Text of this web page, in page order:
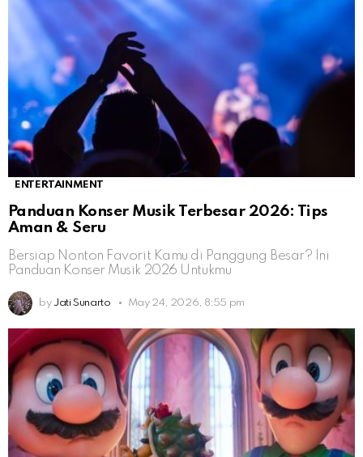
ENTERTAINMENT
Panduan Konser Musik Terbesar 2026: Tips
Aman & Seru
Bersiap Nonton Favorit Kamu di Panggung Besar? Ini
Panduan Konser Musik 2026 Untukmu
by Jati Sunarto May 24, 2026, 8:55 pm